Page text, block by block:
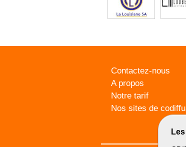
Contactez-nous
A propos
Notre tarif
Nos sites de